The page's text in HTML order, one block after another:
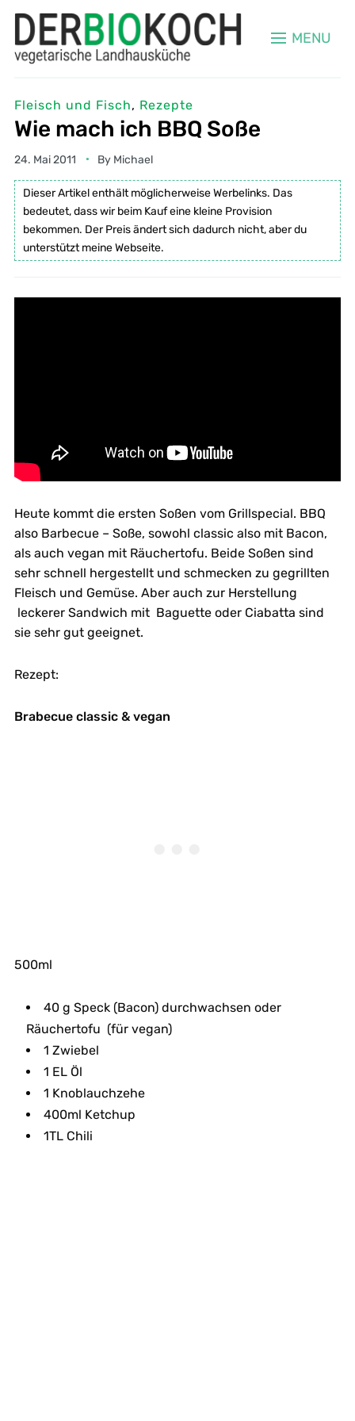
MENU
Fleisch und Fisch, Rezepte
Wie mach ich BBQ Soße
24. Mai 2011 By Michael
Dieser Artikel enthält möglicherweise Werbelinks. Das
bedeutet, dass wir beim Kauf eine kleine Provision
bekommen. Der Preis ändert sich dadurch nicht, aber du
unterstützt meine Webseite.
Heute kommt die ersten Soßen vom Grillspecial. BBQ
also Barbecue – Soße, sowohl classic also mit Bacon,
als auch vegan mit Räuchertofu. Beide Soßen sind
sehr schnell hergestellt und schmecken zu gegrillten
Fleisch und Gemüse. Aber auch zur Herstellung
leckerer Sandwich mit Baguette oder Ciabatta sind
sie sehr gut geeignet.
Rezept:
Brabecue classic & vegan
500ml
40 g Speck (Bacon) durchwachsen oder
Räuchertofu (für vegan)
1 Zwiebel
1 EL Öl
1 Knoblauchzehe
400ml Ketchup
1TL Chili